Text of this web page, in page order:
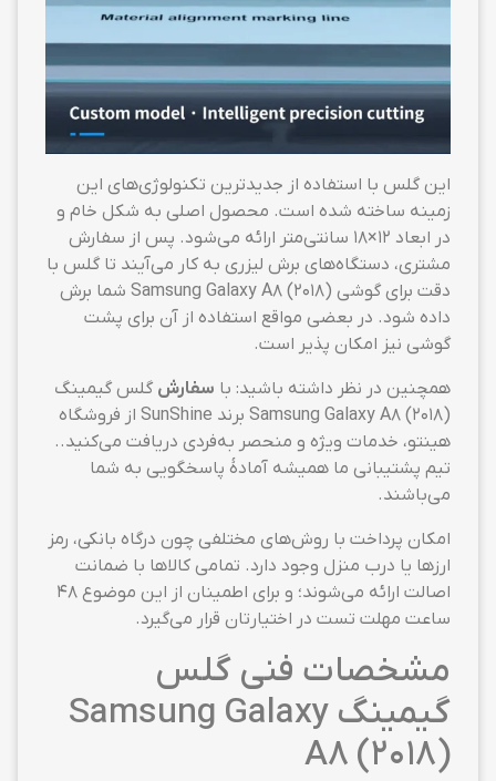
این گلس با استفاده از جدیدترین تکنولوژی‌های این
زمینه ساخته شده است. محصول اصلی به شکل خام و
در ابعاد ۱۲×۱۸ سانتی‌متر ارائه می‌شود. پس از سفارش
مشتری، دستگاه‌های برش لیزری به کار می‌آیند تا گلس با
دقت برای گوشی Samsung Galaxy A8 (2018) شما برش
داده شود. در بعضی مواقع استفاده از آن برای پشت
گوشی نیز امکان پذیر است.
همچنین در نظر داشته باشید: با سفارش گلس گیمینگ
Samsung Galaxy A8 (2018) برند SunShine از فروشگاه
هینتو، خدمات ویژه و منحصر به‌فردی دریافت می‌کنید..
تیم پشتیبانی ما همیشه آمادهٔ پاسخگویی به شما
می‌باشند.
امکان پرداخت با روش‌های مختلفی چون درگاه بانکی، رمز
ارزها یا درب منزل وجود دارد. تمامی کالاها با ضمانت
اصالت ارائه می‌شوند؛ و برای اطمینان از این موضوع ۴۸
ساعت مهلت تست در اختیارتان قرار می‌گیرد.
مشخصات فنی گلس
گیمینگ Samsung Galaxy
A8 (2018)